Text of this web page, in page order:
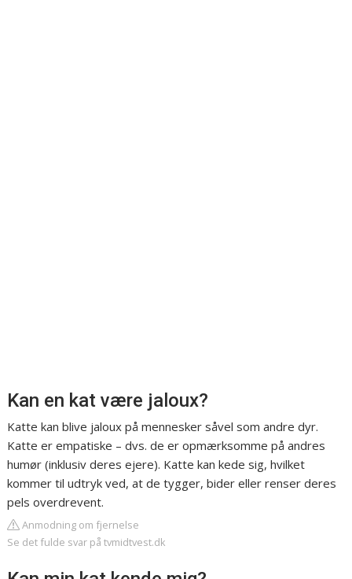
Kan en kat være jaloux?
Katte kan blive jaloux på mennesker såvel som andre dyr.
Katte er empatiske – dvs. de er opmærksomme på andres
humør (inklusiv deres ejere). Katte kan kede sig, hvilket
kommer til udtryk ved, at de tygger, bider eller renser deres
pels overdrevent.
Anmodning om fjernelse
Se det fulde svar på tvmidtvest.dk